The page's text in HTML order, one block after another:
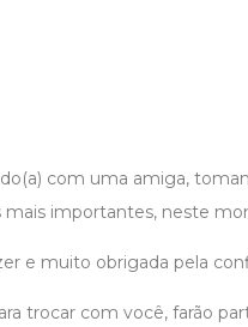
com uma amiga,
importantes, neste
e muito obrigada pela
trocar com você, farão